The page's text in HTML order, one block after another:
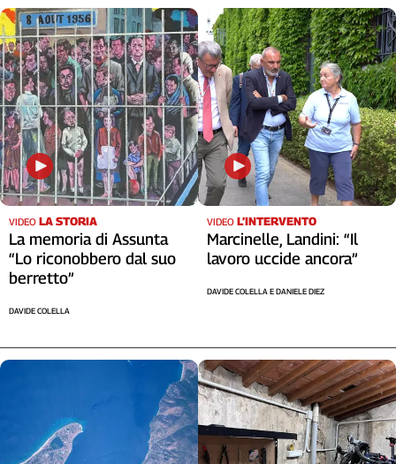
Giulia
Lazio
Liguria
Lombardia
Marche
Piemonte
Puglia
Sardegna
Sicilia
Toscana
Trentino
Umbria
Valle
Archivio
VIDEO LA STORIA
La memoria di Assunta
“Lo riconobbero dal suo
berretto”
DAVIDE COLELLA
VIDEO L’INTERVENTO
Marcinelle, Landini: “Il
lavoro uccide ancora”
DAVIDE COLELLA E DANIELE DIEZ